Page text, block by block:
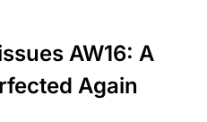
AW16: A
Again